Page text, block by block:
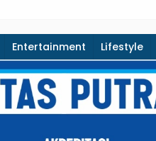
Entertainment Lifestyle